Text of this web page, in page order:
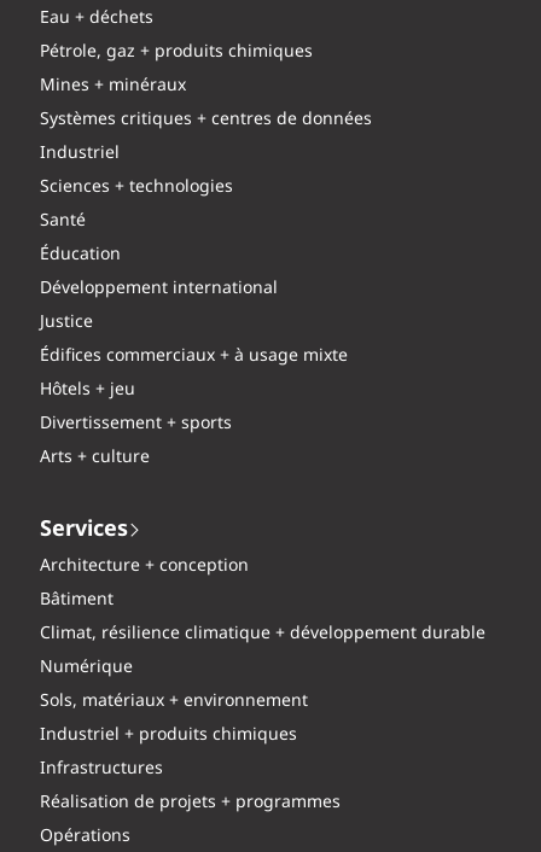
Eau + déchets
Pétrole, gaz + produits chimiques
Mines + minéraux
Systèmes critiques + centres de données
Industriel
Sciences + technologies
Santé
Éducation
Développement international
Justice
Édifices commerciaux + à usage mixte
Hôtels + jeu
Divertissement + sports
Arts + culture
Services
Architecture + conception
Bâtiment
Climat, résilience climatique + développement durable
Numérique
Sols, matériaux + environnement
Industriel + produits chimiques
Infrastructures
Réalisation de projets + programmes
Opérations